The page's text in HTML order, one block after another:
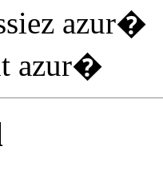
azur�
azur�